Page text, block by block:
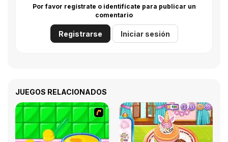
Por favor regístrate o identifícate para publicar un
comentario
Registrarse Iniciar sesión
JUEGOS RELACIONADOS